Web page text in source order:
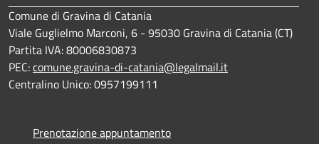
Comune di Gravina di Catania
Viale Guglielmo Marconi, 6 - 95030 Gravina di Catania (CT)
Partita IVA: 80006830873
PEC:comune.gravina-di-catania@legalmail.it
Centralino Unico: 0957199111
Prenotazione appuntamento